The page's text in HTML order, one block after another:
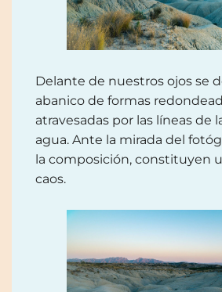
Delante de nuestros ojos se
abanico de formas
atravesadas por las líneas de
agua. Ante la mirada del
la composición, constituyen
caos.